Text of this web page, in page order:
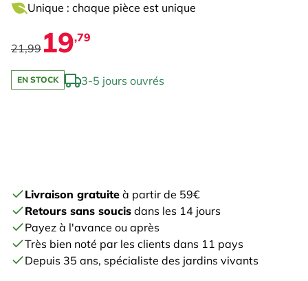
Unique : chaque pièce est unique
21,99 19,79
EN STOCK 3-5 jours ouvrés
Livraison gratuite à partir de 59€
Retours sans soucis dans les 14 jours
Payez à l'avance ou après
Très bien noté par les clients dans 11 pays
Depuis 35 ans, spécialiste des jardins vivants